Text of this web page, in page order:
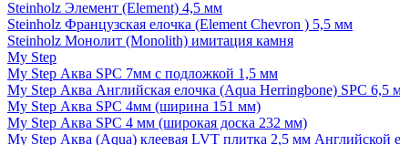
Steinholz Элемент (Element) 4,5 мм
Steinholz Французская елочка (Element Chevron ) 5,5 мм
Steinholz Монолит (Monolith) имитация камня
My Step
My Step Аква SPC 7мм c подложкой 1,5 мм
My Step Аква Английская елочка (Aqua Herringbone) SPC 6,5
My Step Аква SPC 4мм (ширина 151 мм)
My Step Аква SPC 4 мм (широкая доска 232 мм)
My Step Аква (Aqua) клеевая LVT плитка 2,5 мм Английской